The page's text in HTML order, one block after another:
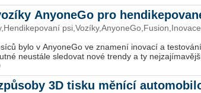
AnyoneGo pro
bylo v Any­o­ne­Go ve zna­me­ní ino­va­cí a
ne­u­stá­le sle­do­vat nové tren­dy a ty nej­za­jí­ma­věj­ší
3D tisku měnící